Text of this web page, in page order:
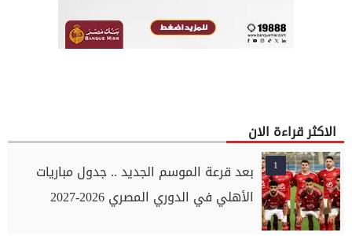
الاكثر قراءة الان
1
بعد قرعة الموسم الجديد .. جدول مباريات
الأهلي في الدوري المصري 2026-2027